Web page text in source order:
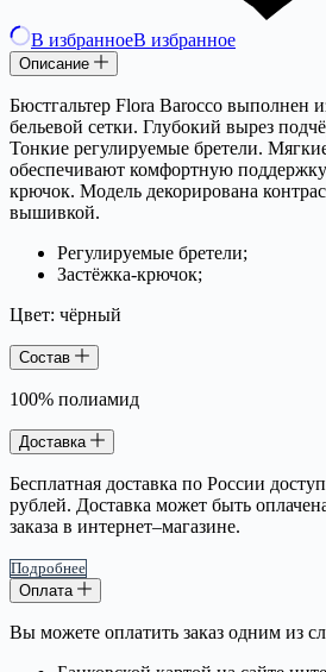
В избранноеВ избранное
Описание
Бюстгальтер Flora Barocco выполнен
бельевой сетки. Глубокий вырез
Тонкие регулируемые бретели.
обеспечивают комфортную
крючок. Модель декорирована
вышивкой.
Регулируемые бретели;
Застёжка-крючок;
Цвет: чёрный
Состав
100% полиамид
Доставка
Бесплатная доставка по России
рублей. Доставка может быть
заказа в интернет–магазине.
Подробнее
Оплата
Вы можете оплатить заказ одним из